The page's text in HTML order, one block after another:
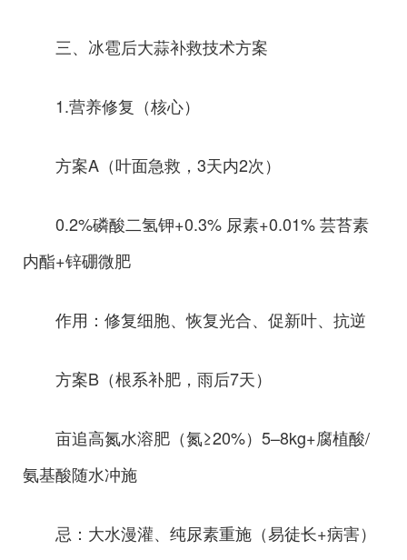
三、冰雹后大蒜补救技术方案
1.营养修复（核心）
方案A（叶面急救，3天内2次）
0.2%磷酸二氢钾+0.3% 尿素+0.01% 芸苔素
内酯+锌硼微肥
作用：修复细胞、恢复光合、促新叶、抗逆
方案B（根系补肥，雨后7天）
亩追高氮水溶肥（氮≥20%）5–8kg+腐植酸/
氨基酸随水冲施
忌：大水漫灌、纯尿素重施（易徒长+病害）